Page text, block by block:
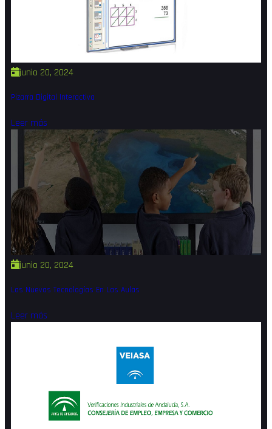
junio 20, 2024
Pizarra Digital Interactiva
Leer más
junio 20, 2024
Las Nuevas Tecnologías En Las Aulas
Leer más